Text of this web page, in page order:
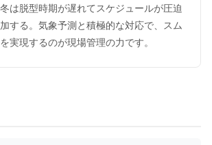
は脱型時期が遅れてスケジュールが圧迫
する。気象予測と積極的な対応で、スム
実現するのが現場管理の力です。